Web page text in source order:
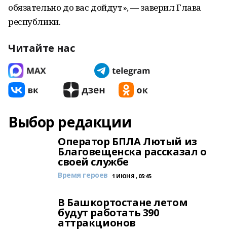
обязательно до вас дойдут», — заверил Глава
республики.
Читайте нас
Выбор редакции
Оператор БПЛА Лютый из
Благовещенска рассказал о
своей службе
Время героев 1 ИЮНЯ , 05:45
В Башкортостане летом
будут работать 390
аттракционов